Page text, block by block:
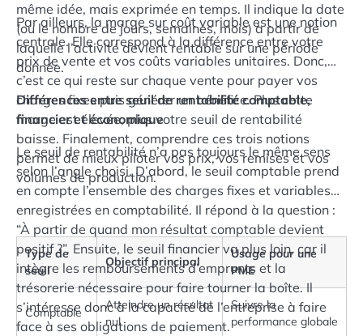
même idée, mais exprimée en temps. Il indique la date
(ou le nombre de jours, semaines, mois) à partir de
laquelle l’activité devient rentable sur une période
donnée.
Par ailleurs, la marge sur coût variable est une notion
centrale. Elle correspond à la différence entre votre
prix de vente et vos coûts variables unitaires. Donc,
c’est ce qui reste sur chaque vente pour payer vos
charges fixes puis générer un bénéfice. Plus cette
marge est élevée, plus votre seuil de rentabilité
baisse. Finalement, comprendre ces trois notions
permet de mieux piloter vos prix, vos remises et vos
volumes de production.
Différences entre seuil de rentabilité comptable,
financier et économique
Le seuil de rentabilité n’a pas toujours le même sens
selon l’angle choisi. D’abord, le seuil comptable prend
en compte l’ensemble des charges fixes et variables
enregistrées en comptabilité. Il répond à la question :
“À partir de quand mon résultat comptable devient
positif ?”. Ensuite, le seuil financier va plus loin, car il
intègre les remboursements d’emprunts et la
trésorerie nécessaire pour faire tourner la boîte. Il
s’intéresse donc à la capacité de l’entreprise à faire
face à ses obligations de paiement.
Type de
seuil
Objectif principal
Usage pour une
PME
Comptable
Atteindre un résultat
nul
Suivre la
performance globale